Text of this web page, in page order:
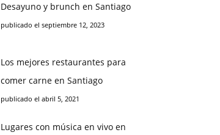
Desayuno y brunch en Santiago
publicado el septiembre 12, 2023
Los mejores restaurantes para
comer carne en Santiago
publicado el abril 5, 2021
Lugares con música en vivo en